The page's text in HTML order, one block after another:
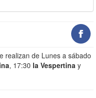
realizan de Lunes a sábado
, 17:30 la Vespertina y